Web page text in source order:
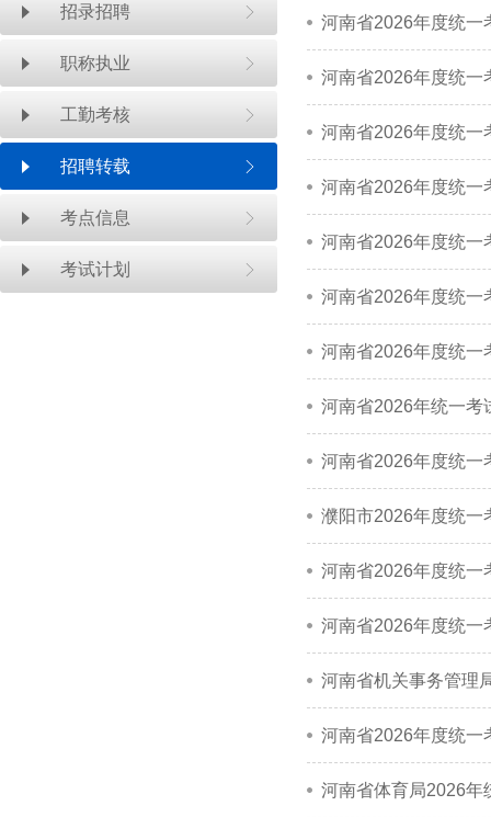
招录招聘
职称执业
工勤考核
招聘转载
考点信息
考试计划
河南省2026年度统一
河南省2026年度统一
河南省2026年度统一
河南省2026年度统一
河南省2026年度统一
河南省2026年度统一
河南省2026年统一考
河南省2026年度统一
濮阳市2026年度统一
河南省2026年度统一
河南省2026年度统一
河南省机关事务管理
河南省2026年度统一
河南省体育局2026年